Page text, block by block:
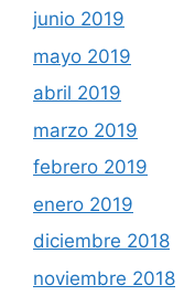
junio 2019
mayo 2019
abril 2019
marzo 2019
febrero 2019
enero 2019
diciembre 2018
noviembre 2018